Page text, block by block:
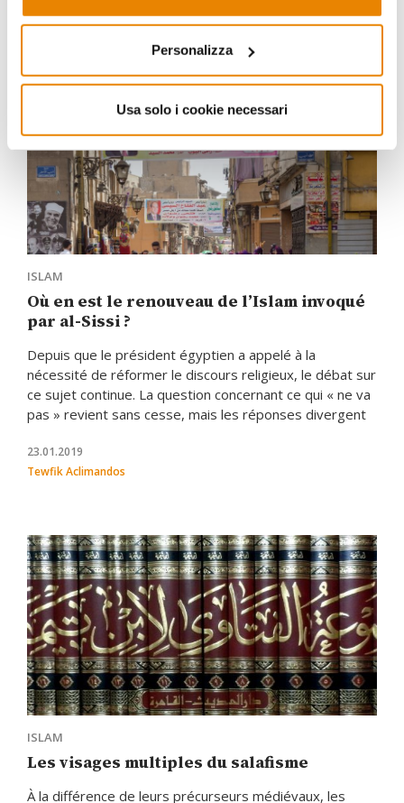
Personalizza
Usa solo i cookie necessari
ISLAM
Où en est le renouveau de l’Islam invoqué
par al-Sissi ?
Depuis que le président égyptien a appelé à la
nécessité de réformer le discours religieux, le débat sur
ce sujet continue. La question concernant ce qui « ne va
pas » revient sans cesse, mais les réponses divergent
23.01.2019
Tewfik Aclimandos
ISLAM
Les visages multiples du salafisme
À la différence de leurs précurseurs médiévaux, les